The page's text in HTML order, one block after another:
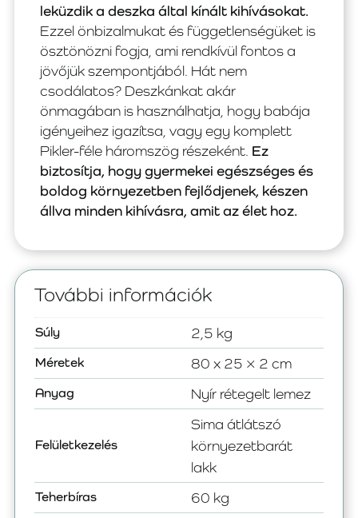
leküzdik a deszka által kínált kihívásokat.
Ezzel önbizalmukat és függetlenségüket is
ösztönözni fogja, ami rendkívül fontos a
jövőjük szempontjából. Hát nem
csodálatos? Deszkánkat akár
önmagában is használhatja, hogy babája
igényeihez igazítsa, vagy egy komplett
Pikler-féle háromszög részeként. Ez
biztosítja, hogy gyermekei egészséges és
boldog környezetben fejlődjenek, készen
állva minden kihívásra, amit az élet hoz.
További információk
Súly 2,5 kg
Méretek 80 x 25 × 2 cm
Anyag Nyír rétegelt lemez
Felületkezelés
Sima átlátszó
környezetbarát
lakk
Teherbíras 60 kg